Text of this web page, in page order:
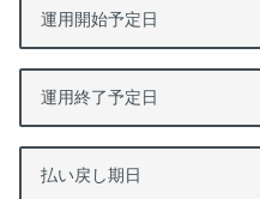
運用開始予定日
運用終了予定日
払い戻し期日